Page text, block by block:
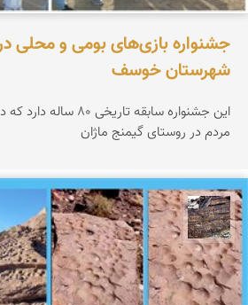
جشنواره بازی‌های بومی و محلی
شهرستان خوسف
این جشنواره سابقه
مردم در روستای گیمنج ماژان
محمد ناصری فرد